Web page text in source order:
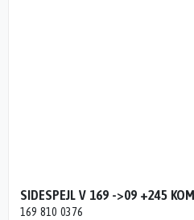
SIDESPEJL V 169 ->09 +245
169 810 0376